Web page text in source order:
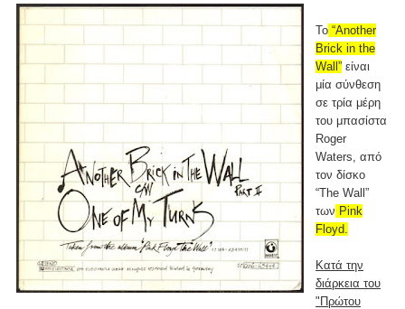
Το “Another
Brick in the
Wall” είναι
μία σύνθεση
σε τρία μέρη
του μπασίστα
Roger
Waters, από
τον δίσκο
“The Wall”
των Pink
Floyd.
Κατά την
διάρκεια του
"Πρώτου